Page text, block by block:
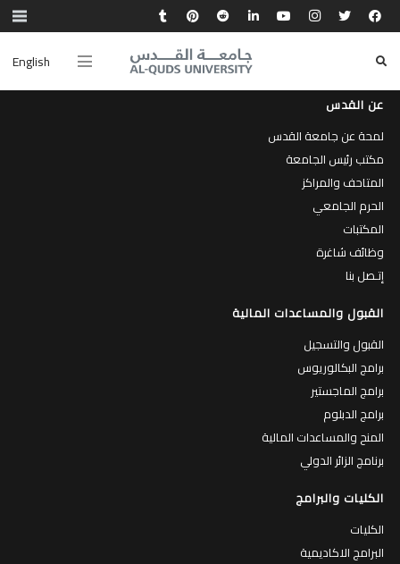
English
عن القدس
لمحة عن جامعة القدس
مكتب رئيس الجامعة
المتاحف والمراكز
الحرم الجامعي
المكتبات
وظائف شاغرة
إتـصل بنا
القبول والمساعدات المالية
القبول والتسجيل
برامج البكالوريوس
برامج الماجستير
برامج الدبلوم
المنح والمساعدات المالية
برنامج الزائر الدولي
الكليات والبرامج
الكليات
البرامج الاكاديمية